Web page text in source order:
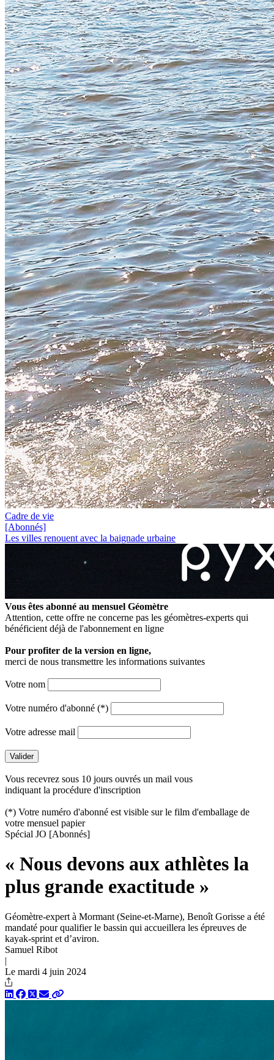
Cadre de vie
[Abonnés]
Les villes renouent avec la baignade urbaine
Vous êtes abonné au mensuel Géomètre
Attention, cette offre ne concerne pas les géomètres-experts qui
bénéficient déjà de l'abonnement en ligne
Pour profiter de la version en ligne,
merci de nous transmettre les informations suivantes
Votre nom
Votre numéro d'abonné (*)
Votre adresse mail
Vous recevrez sous 10 jours ouvrés un mail vous
indiquant la procédure d'inscription
(*) Votre numéro d'abonné est visible sur le film d'emballage de
votre mensuel papier
Spécial JO [Abonnés]
« Nous devons aux athlètes la
plus grande exactitude »
Géomètre-expert à Mormant (Seine-et-Marne), Benoît Gorisse a été
mandaté pour qualifier le bassin qui accueillera les épreuves de
kayak-sprint et d’aviron.
Samuel Ribot
|
Le mardi 4 juin 2024